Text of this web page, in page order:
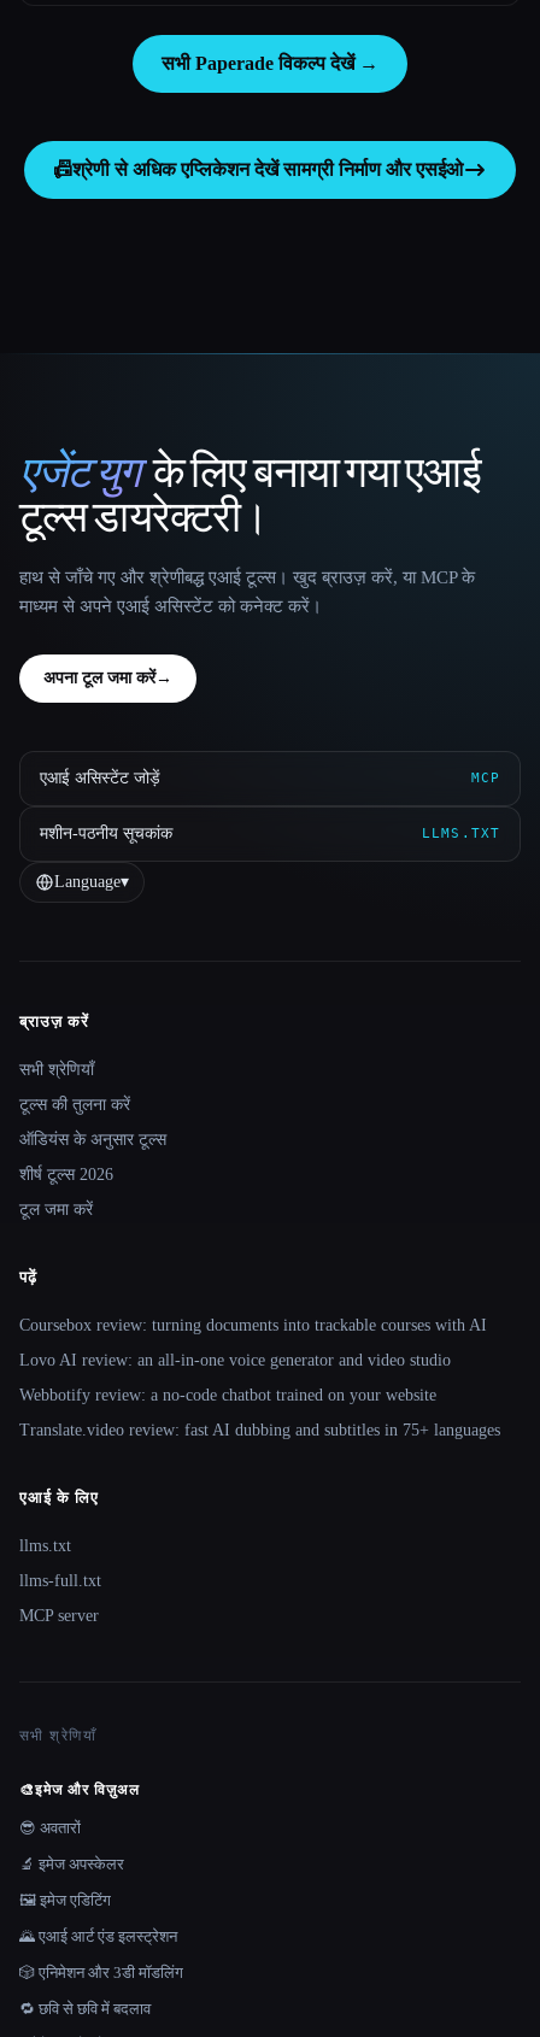
सभी Paperade विकल्प देखें →
📠श्रेणी से अधिक एप्लिकेशन देखेंसामग्री निर्माण और एसईओ
That AI Collection
एजेंट युगके लिए बनाया गया एआई
टूल्स डायरेक्टरी।
हाथ से जाँचे गए और श्रेणीबद्ध एआई टूल्स। खुद ब्राउज़ करें, या MCP के
माध्यम से अपने एआई असिस्टेंट को कनेक्ट करें।
अपना टूल जमा करें→
एआई असिस्टेंट जोड़ें MCP
मशीन-पठनीय सूचकांक LLMS.TXT
Language▾
Site navigation
ब्राउज़ करें
सभी श्रेणियाँ
टूल्स की तुलना करें
ऑडियंस के अनुसार टूल्स
शीर्ष टूल्स 2026
टूल जमा करें
पढ़ें
Coursebox review: turning documents into trackable courses with AI
Lovo AI review: an all-in-one voice generator and video studio
Webbotify review: a no-code chatbot trained on your website
Translate.video review: fast AI dubbing and subtitles in 75+ languages
एआई के लिए
llms.txt
llms-full.txt
MCP server
सभी श्रेणियाँ
🎨इमेज और विज़ुअल
😎 अवतारों
🔬 इमेज अपस्केलर
🖼️ इमेज एडिटिंग
🌄 एआई आर्ट एंड इलस्ट्रेशन
🎲 एनिमेशन और 3डी मॉडलिंग
🔁 छवि से छवि में बदलाव